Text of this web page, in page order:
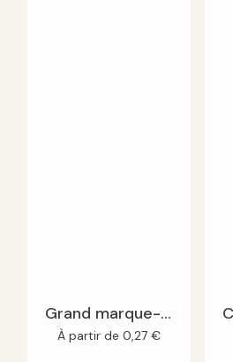
Grand marque-page à planter - 100 gr
À partir de0,27€